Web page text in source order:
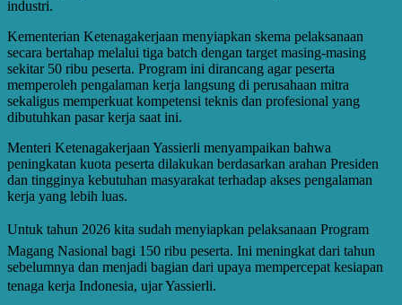
industri.
Kementerian Ketenagakerjaan menyiapkan skema pelaksanaan
secara bertahap melalui tiga batch dengan target masing-masing
sekitar 50 ribu peserta. Program ini dirancang agar peserta
memperoleh pengalaman kerja langsung di perusahaan mitra
sekaligus memperkuat kompetensi teknis dan profesional yang
dibutuhkan pasar kerja saat ini.
Menteri Ketenagakerjaan Yassierli menyampaikan bahwa
peningkatan kuota peserta dilakukan berdasarkan arahan Presiden
dan tingginya kebutuhan masyarakat terhadap akses pengalaman
kerja yang lebih luas.
Untuk tahun 2026 kita sudah menyiapkan pelaksanaan Program
Magang Nasional bagi 150 ribu peserta. Ini meningkat dari tahun
sebelumnya dan menjadi bagian dari upaya mempercepat kesiapan
tenaga kerja Indonesia, ujar Yassierli.